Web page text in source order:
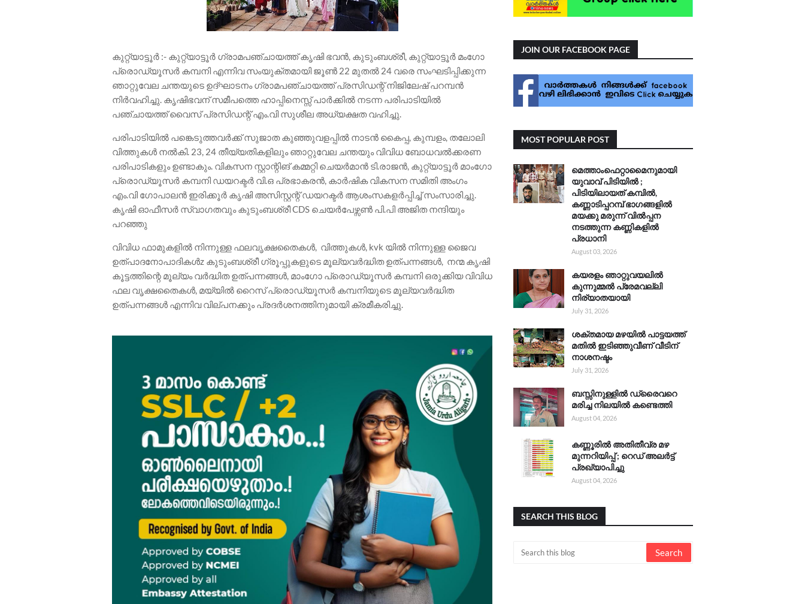
കുറ്റ്യാട്ടൂർ :- കുറ്റ്യാട്ടൂർ ഗ്രാമപഞ്ചായത്ത്‌ കൃഷി ഭവൻ, കുടുംബശ്രീ, കുറ്റ്യാട്ടൂർ മംഗോ
പ്രൊഡ്യൂസർ കമ്പനി എന്നിവ സംയുക്തമായി ജൂൺ 22 മുതൽ 24 വരെ സംഘടിപ്പിക്കുന്ന
ഞാറ്റുവേല ചന്തയുടെ ഉദ്ഘാടനം ഗ്രാമപഞ്ചായത്ത്‌ പ്രസിഡന്റ്‌ നിജിലേഷ് പറമ്പൻ
നിർവഹിച്ചു. കൃഷിഭവന് സമീപത്തെ ഹാപ്പിനെസ്സ് പാർക്കിൽ നടന്ന പരിപാടിയിൽ
പഞ്ചായത്ത്‌ വൈസ് പ്രസിഡന്റ് എം.വി സുശീല അധ്യക്ഷത വഹിച്ചു.
പരിപാടിയിൽ പങ്കെടുത്തവർക്ക് സുജാത കുഞ്ഞുവളപ്പിൽ നാടൻ കൈപ്പ, കുമ്പളം, തലോലി
വിത്തുകൾ നൽകി. 23, 24 തീയ്യതികളിലും ഞാറ്റുവേല ചന്തയും വിവിധ ബോധവൽക്കരണ
പരിപാടികളും ഉണ്ടാകും. വികസന സ്റ്റാന്റിങ് കമ്മറ്റി ചെയർമാൻ ടി.രാജൻ, കുറ്റ്യാട്ടൂർ മാംഗോ
പ്രൊഡ്യൂസർ കമ്പനി ഡയറക്ടർ വി.ഒ പ്രഭാകരൻ, കാർഷിക വികസന സമിതി അംഗം
എം.വി ഗോപാലൻ ഇരിക്കൂർ കൃഷി അസിസ്റ്റന്റ് ഡയറക്ടർ ആശംസകളർപ്പിച്ച് സംസാരിച്ചു.
കൃഷി ഓഫീസർ സ്വാഗതവും കുടുംബശ്രീ CDS ചെയർപേഴ്സൺ പി.പി അജിത നന്ദിയും
പറഞ്ഞു
വിവിധ ഫാമുകളിൽ നിന്നുള്ള ഫലവൃക്ഷതൈകൾ, വിത്തുകൾ, kvk യിൽ നിന്നുള്ള ജൈവ
ഉത്പാദനോപാദികൾz കുടുംബശ്രീ ഗ്രൂപ്പുകളുടെ മൂല്യവർദ്ധിത ഉത്പന്നങ്ങൾ, നന്മ കൃഷി
കൂട്ടത്തിന്റെ മൂല്യം വർദ്ധിത ഉത്പന്നങ്ങൾ, മാംഗോ പ്രൊഡ്യൂസർ കമ്പനി ഒരുക്കിയ വിവിധ
ഫല വൃക്ഷതൈകൾ, മയ്യിൽ റൈസ് പ്രൊഡ്യൂസർ കമ്പനിയുടെ മൂല്യവർദ്ധിത
ഉത്പന്നങ്ങൾ എന്നിവ വില്പനക്കും പ്രദർശനത്തിനുമായി ക്രമീകരിച്ചു.
JOIN OUR FACEBOOK PAGE
MOST POPULAR POST
മെത്താംഫെറ്റാമൈനുമായി
യുവാവ് പിടിയിൽ ;
പിടിയിലായത് കമ്പിൽ,
കണ്ണാടിപ്പറമ്പ് ഭാഗങ്ങളിൽ
മയക്കു മരുന്ന് വിൽപ്പന
നടത്തുന്ന കണ്ണികളിൽ
പ്രധാനി
August 03, 2026
കയരളം ഞാറ്റുവയലിൽ
കുന്നുമ്മൽ പ്രേമവല്ലി
നിര്യാതയായി
July 31, 2026
ശക്തമായ മഴയിൽ പാട്ടയത്ത്
മതിൽ ഇടിഞ്ഞുവീണ് വീടിന്
നാശനഷ്ടം
July 31, 2026
ബസ്സിനുള്ളിൽ ഡ്രൈവറെ
മരിച്ച നിലയിൽ കണ്ടെത്തി
August 04, 2026
കണ്ണൂരിൽ അതിതീവ്ര മഴ
മുന്നറിയിപ്പ് ; റെഡ് അലർട്ട്
പ്രഖ്യാപിച്ചു
August 04, 2026
SEARCH THIS BLOG